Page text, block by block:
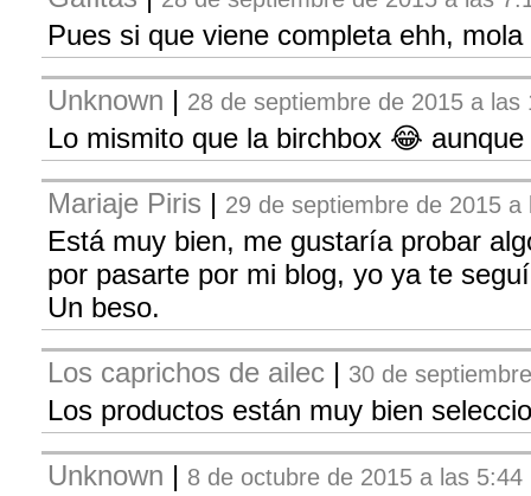
Pues si que viene completa ehh, mola
Unknown | 28 de septiembre de 2015 a las
Lo mismito que la birchbox 😂
Mariaje Piris | 29 de septiembre de 2015 a
Está muy bien, me gustaría probar
por pasarte por mi blog, yo ya te
Un beso.
Los caprichos de ailec | 30 de
Los productos están muy bien
Unknown | 8 de octubre de 2015 a las 5:44